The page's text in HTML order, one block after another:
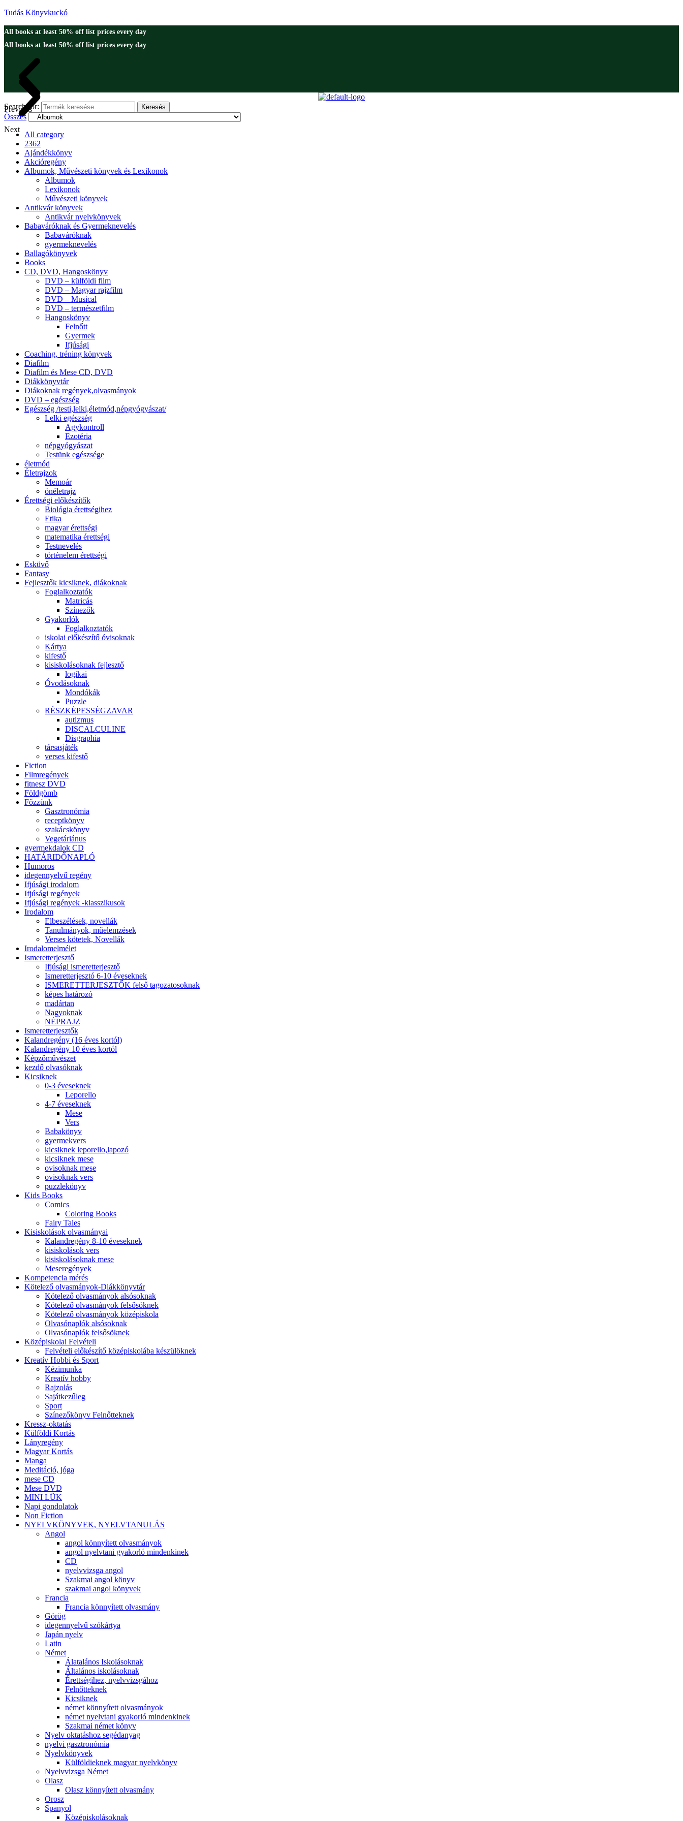
Tudás Könyvkuckó
All books at least 50% off list prices every day
All books at least 50% off list prices every day
Previous
Next
Search for: Keresés
Összes
All category
2362
Ajándékkönyv
Akcióregény
Albumok, Művészeti könyvek és Lexikonok
Albumok
Lexikonok
Művészeti könyvek
Antikvár könyvek
Antikvár nyelvkönyvek
Babaváróknak és Gyermeknevelés
Babaváróknak
gyermeknevelés
Ballagókönyvek
Books
CD, DVD, Hangoskönyv
DVD – külföldi film
DVD – Magyar rajzfilm
DVD – Musical
DVD – természetfilm
Hangoskönyv
Felnőtt
Gyermek
Ifjúsági
Coaching, tréning könyvek
Diafilm
Diafilm és Mese CD, DVD
Diákkönyvtár
Diákoknak regények,olvasmányok
DVD – egészség
Egészség /testi,lelki,életmód,népgyógyászat/
Lelki egészség
Agykontroll
Ezotéria
népgyógyászat
Testünk egészsége
életmód
Életrajzok
Memoár
önéletrajz
Érettségi előkészítők
Biológia érettségihez
Etika
magyar érettségi
matematika érettségi
Testnevelés
történelem érettségi
Esküvő
Fantasy
Fejlesztők kicsiknek, diákoknak
Foglalkoztatók
Matricás
Színezők
Gyakorlók
Foglalkoztatók
iskolai előkészítő óvisoknak
Kártya
kifestő
kisiskolásoknak fejlesztő
logikai
Óvodásoknak
Mondókák
Puzzle
RÉSZKÉPESSÉGZAVAR
autizmus
DISCALCULINE
Disgraphia
társasjáték
verses kifestő
Fiction
Filmregények
fitnesz DVD
Földgömb
Főzzünk
Gasztronómia
receptkönyv
szakácskönyv
Vegetáriánus
gyermekdalok CD
HATÁRIDŐNAPLÓ
Humoros
idegennyelvű regény
Ifjúsági irodalom
Ifjúsági regények
Ifjúsági regények -klasszikusok
Irodalom
Elbeszélések, novellák
Tanulmányok, műelemzések
Verses kötetek, Novellák
Irodalomelmélet
Ismeretterjesztő
Ifjúsági ismeretterjesztő
Ismeretterjesztó 6-10 éveseknek
ISMERETTERJESZTŐK felső tagozatosoknak
képes határozó
madártan
Nagyoknak
NÉPRAJZ
Ismeretterjesztők
Kalandregény (16 éves kortól)
Kalandregény 10 éves kortól
Képzőművészet
kezdő olvasóknak
Kicsiknek
0-3 éveseknek
Leporello
4-7 éveseknek
Mese
Vers
Babakönyv
gyermekvers
kicsiknek leporello,lapozó
kicsiknek mese
ovisoknak mese
ovisoknak vers
puzzlekönyv
Kids Books
Comics
Coloring Books
Fairy Tales
Kisiskolások olvasmányai
Kalandregény 8-10 éveseknek
kisiskolások vers
kisiskolásoknak mese
Meseregények
Kompetencia mérés
Kötelező olvasmányok-Diákkönyvtár
Kötelező olvasmányok alsósoknak
Kötelező olvasmányok felsősöknek
Kötelező olvasmányok középiskola
Olvasónaplók alsósoknak
Olvasónaplók felsősöknek
Középiskolai Felvételi
Felvételi előkészítő középiskolába készülöknek
Kreatív Hobbi és Sport
Kézimunka
Kreatív hobby
Rajzolás
Sajátkezűleg
Sport
Színezőkönyv Felnőtteknek
Kressz-oktatás
Külföldi Kortás
Lányregény
Magyar Kortás
Manga
Meditáció, jóga
mese CD
Mese DVD
MINI LÜK
Napi gondolatok
Non Fiction
NYELVKÖNYVEK, NYELVTANULÁS
Angol
angol könnyített olvasmányok
angol nyelvtani gyakorló mindenkinek
CD
nyelvvizsga angol
Szakmai angol könyv
szakmai angol könyvek
Francia
Francia könnyített olvasmány
Görög
idegennyelvű szókártya
Japán nyelv
Latin
Német
Álatalános Iskolásoknak
Általános iskolásoknak
Érettségihez, nyelvvizsgához
Felnőtteknek
Kicsiknek
német könnyített olvasmányok
német nyelvtani gyakorló mindenkinek
Szakmai német könyv
Nyelv oktatáshoz segédanyag
nyelvi gasztronómia
Nyelvkönyvek
Külföldieknek magyar nyelvkönyv
Nyelvvizsga Német
Olasz
Olasz könnyített olvasmány
Orosz
Spanyol
Középiskolásoknak